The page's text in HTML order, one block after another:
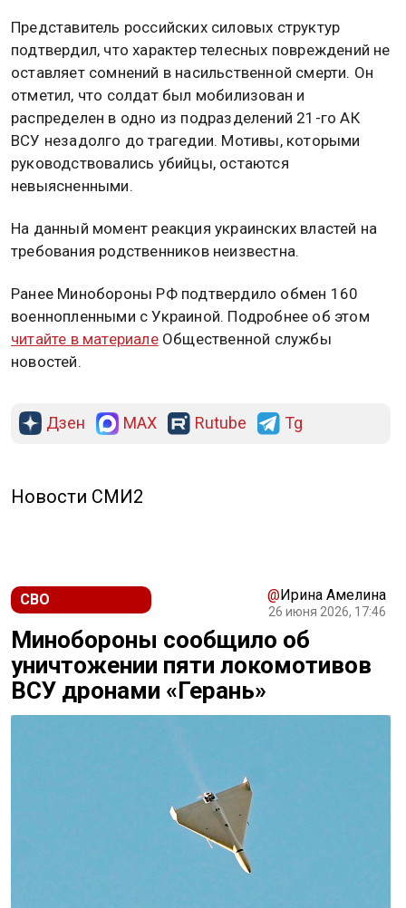
Представитель российских силовых структур
подтвердил, что характер телесных повреждений не
оставляет сомнений в насильственной смерти. Он
отметил, что солдат был мобилизован и
распределен в одно из подразделений 21-го АК
ВСУ незадолго до трагедии. Мотивы, которыми
руководствовались убийцы, остаются
невыясненными.
На данный момент реакция украинских властей на
требования родственников неизвестна.
Ранее Минобороны РФ подтвердило обмен 160
военнопленными с Украиной. Подробнее об этом
читайте в материалеОбщественной службы
новостей.
Дзен MAX Rutube Tg
Новости СМИ2
СВО @Ирина Амелина
26 июня 2026, 17:46
Минобороны сообщило об
уничтожении пяти локомотивов
ВСУ дронами «Герань»